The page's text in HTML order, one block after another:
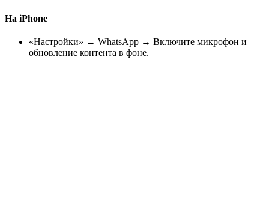
На iPhone
«Настройки» → WhatsApp → Включите микрофон и
обновление контента в фоне.